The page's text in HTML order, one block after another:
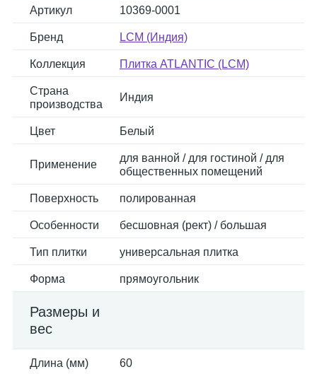
Артикул 10369-0001
Бренд LCM (Индия)
Коллекция Плитка ATLANTIC (LCM)
Страна
производства
Индия
Цвет Белый
Применение
для ванной / для гостиной / для
общественных помещений
Поверхность полированная
Особенности бесшовная (рект) / большая
Тип плитки универсальная плитка
Форма прямоугольник
Размеры и
вес
Длина (мм) 60